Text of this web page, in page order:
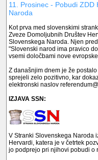
11. Prosinec - Pobudi
Naroda
Kot prva med slovenskimi
Zveze Domoljubnih Društev
Slovenskega Naroda. Njen
"Slovenski narod ima pravico
vsemi določbami nove
Z današnjim dnem je že
sprejeli zelo pozitivno, kar
elektronski naslov
IZJAVA SSN:
V Stranki Slovenskega Naroda
Hervardi, katera je v četrtek
jo podprejo pri njihovi pobudi o